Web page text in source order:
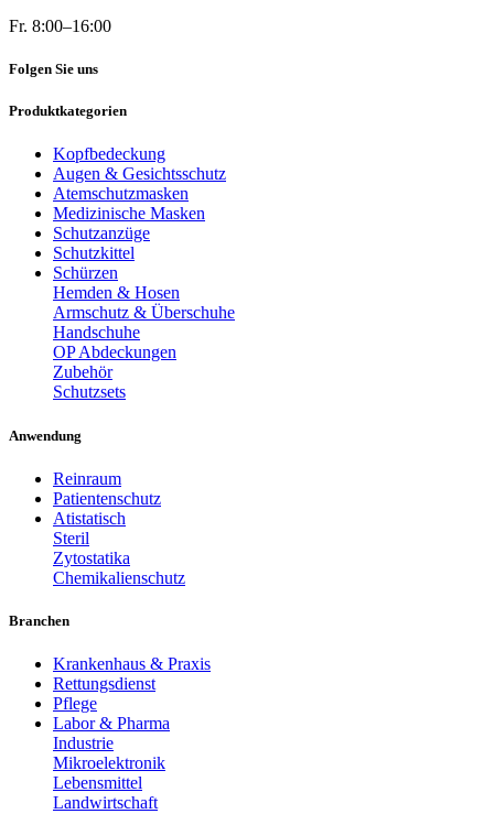
Fr. 8:00–16:00
Folgen Sie uns
Produktkategorien
Kopfbedeckung
Augen & Gesichtsschutz
Atemschutzmasken
Medizinische Masken
Schutzanzüge
Schutzkittel
Schürzen
Hemden & Hosen
Armschutz & Überschuhe
Handschuhe
OP Abdeckungen
Zubehör
Schutzsets
Anwendung
Reinraum
Patientenschutz
Atistatisch
Steril
Zytostatika
Chemikalienschutz
Branchen
Krankenhaus & Praxis
Rettungsdienst
Pflege
Labor & Pharma
Industrie
Mikroelektronik
Lebensmittel
Landwirtschaft